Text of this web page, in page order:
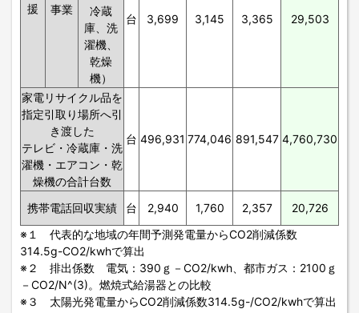
援 事業
冷蔵
庫、洗
濯機、
乾燥
機）
台 3,699 3,145 3,365 29,503
家電リサイクル品を
指定引取り場所へ引
き渡した
テレビ・冷蔵庫・洗
濯機・エアコン・乾
燥機の合計台数
台 496,931 774,046 891,547 4,760,730
携帯電話回収実績 台 2,940 1,760 2,357
20,726
※１ 代表的な地域の年間予測発電量からCO2削減係数
314.5g-CO2/kwhで算出
※２ 排出係数 電気：390ｇ－CO2/kwh、都市ガス：2100ｇ
－CO2/N^(3)。燃焼式給湯器との比較
※３ 太陽光発電量からCO2削減係数314.5g-/CO2/kwhで算出